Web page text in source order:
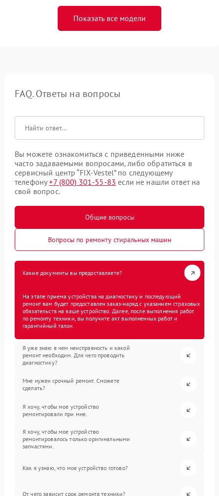
Показать все модели
FAQ. Ответы на вопросы
Вы можете ознакомиться с приведенными ниже
часто задаваемыми вопросами, либо обратиться в
сервисный центр “FIX-Vestel” по следующему
телефону+7 (800) 301-55-83 если не нашли ответ на
свой вопрос.
Общие вопросы
Вопросы по ремонту стиральных машин
Какие документы вы предоставляете?
На этапе приема устройства на диагностику и последующий
ремонт вам будет предоставлен заказ-наряд с указанием страховых
обязательств на ваше устройство. Далее, после выполнения работ
по ремонту техники, вы получите акт выполненных работ и
гарантийный талон.
Я уже знаю в чем неисправность и какой
ремонт необходим. Для чего проводить
диагностику?
Мне нужен срочный ремонт. Сможете
сделать?
Я хочу, чтобы мое устройство
ремонтировали при мне.
Я хочу, чтобы мое устройство
ремонтировалось только оригинальными
запчастями.
Как я узнаю, что мое устройство готово?
От чего зависит срок ремонта техники?